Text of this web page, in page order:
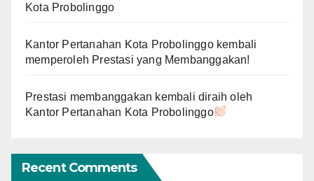
Kota Probolinggo
Kantor Pertanahan Kota Probolinggo kembali
memperoleh Prestasi yang Membanggakan!
Prestasi membanggakan kembali diraih oleh
Kantor Pertanahan Kota Probolinggo
Recent Comments